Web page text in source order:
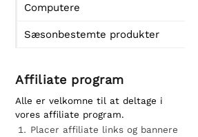
Computere
Sæsonbestemte produkter
Affiliate program
Alle er velkomne til at deltage i
vores affiliate program.
Placer affiliate links og bannere